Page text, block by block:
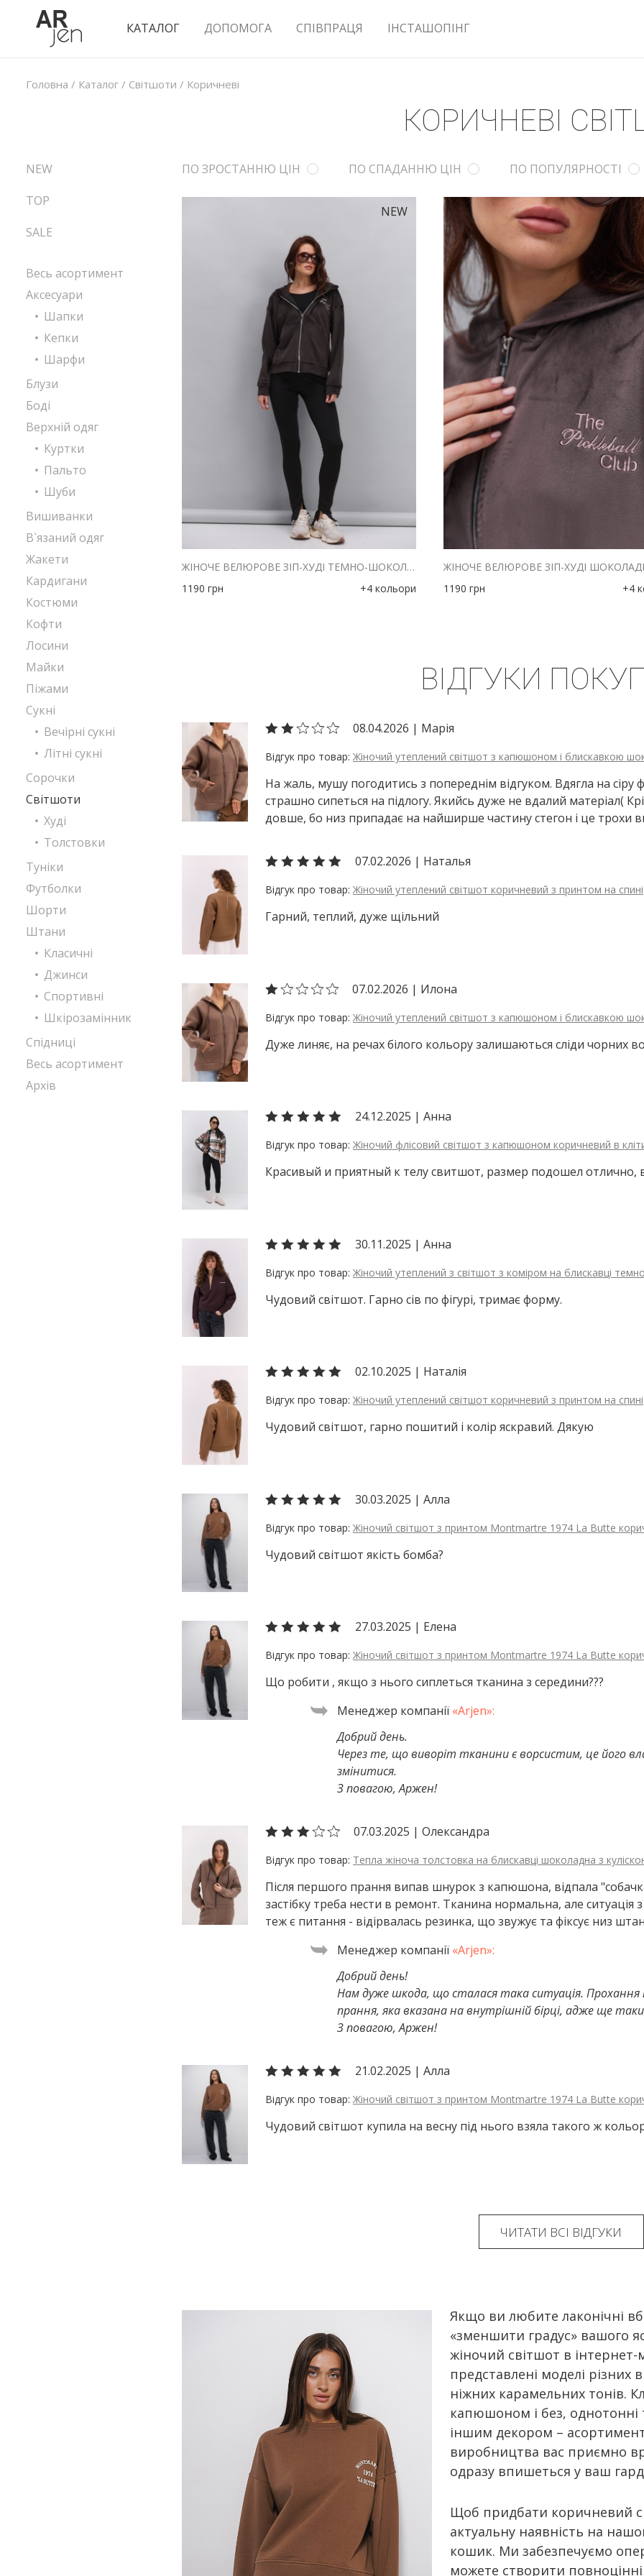
КАТАЛОГ ДОПОМОГА СПІВПРАЦЯ ІНСТАШОПІНГ
Головна / Каталог / Світшоти / Коричневі
КОРИЧНЕВІ
Якщо ви любите лаконічні
«зменшити градус» вашого
жіночий світшот в
представлені моделі різних
ніжних карамельних тонів.
капюшоном і без,
іншим декором –
виробництва вас приємно
одразу впишеться у ваш
Щоб придбати коричневий
актуальну наявність на
кошик. Ми забезпечуємо
можете створити
ПО ЗРОСТАННЮ ЦІН ПО СПАДАННЮ ЦІН ПО ПОПУЛЯРНОСТІ
NEW
ЖІНОЧЕ ВЕЛЮРОВЕ ЗІП-ХУДІ ТЕМНО-ШОКОЛАДНЕ З ВИШИВКОЮ THE PICKLEBALL CLUB
1190 грн +4 кольори
1190 грн +4
ВІДГУКИ
08.04.2026 | Марія
Жіночий утеплений світшот з капюшоном і блискавкою
На жаль, мушу погодитись з попереднім відгуком. Вдягла на сіру
страшно сипеться на підлогу. Якийсь дуже не вдалий матеріал(
довше, бо низ припадає на найширше частину стегон і це трохи
07.02.2026 | Наталья
Жіночий утеплений світшот коричневий з принтом на спині
Гарний, теплий, дуже щільний
07.02.2026 | Илона
Жіночий утеплений світшот з капюшоном і блискавкою
Дуже линяє, на речах білого кольору залишаються сліди чорних
24.12.2025 | Анна
Жіночий флісовий світшот з капюшоном коричневий в
Красивый и приятный к телу свитшот, размер подошел отлично,
30.11.2025 | Анна
Жіночий утеплений з світшот з коміром на блискавці
Чудовий світшот. Гарно сів по фігурі, тримає форму.
02.10.2025 | Наталія
Жіночий утеплений світшот коричневий з принтом на спині
Чудовий світшот, гарно пошитий і колір яскравий. Дякую
30.03.2025 | Алла
Жіночий світшот з принтом Montmartre 1974 La Butte
Чудовий світшот якість бомба?
27.03.2025 | Елена
Жіночий світшот з принтом Montmartre 1974 La Butte
Що робити , якщо з нього сиплеться тканина з середини???
Добрий день.
Через те, що виворіт тканини є ворсистим, це його
змінитися.
З повагою, Аржен!
07.03.2025 | Олександра
Тепла жіноча толстовка на блискавці шоколадна з
Після першого прання випав шнурок з капюшона, відпала
застібку треба нести в ремонт. Тканина нормальна, але ситуація
теж є питання - відірвалась резинка, що звужує та фіксує низ
Добрий день!
Нам дуже шкода, що сталася така ситуація.
прання, яка вказана на внутрішній бірці, адже ще
З повагою, Аржен!
21.02.2025 | Алла
Жіночий світшот з принтом Montmartre 1974 La Butte
Чудовий світшот купила на весну під нього взяла такого ж
ЧИТАТИ ВСІ ВІДГУКИ
NEW
TOP
SALE
Весь асортимент
Аксесуари
Шапки
Кепки
Шарфи
Блузи
Боді
Верхній одяг
Куртки
Пальто
Шуби
Вишиванки
В`язаний одяг
Жакети
Кардигани
Костюми
Кофти
Лосини
Майки
Піжами
Сукні
Вечірні сукні
Літні сукні
Сорочки
Світшоти
Худі
Толстовки
Туніки
Футболки
Шорти
Штани
Класичні
Джинси
Спортивні
Шкірозамінник
Спідниці
Весь асортимент
Архів